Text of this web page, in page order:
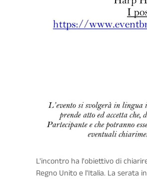
L'incontro ha l'obiettivo di
Regno Unito e l'Italia. La serata